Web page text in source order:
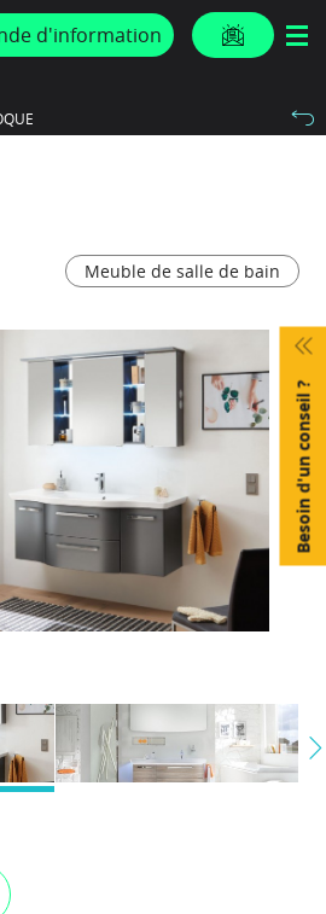
d'information
Besoin d'un conseil ?
Meuble de salle de bain